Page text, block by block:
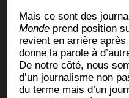
Mais ce sont des
Monde prend posi­tion
revient en arrière
donne la parole à
De notre côté, nous
d’un jour­na­lisme non
du terme mais d’un